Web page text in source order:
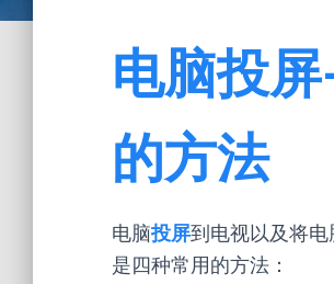
电脑投
的方法
电脑投屏到电视以及将
是四种常用的方法：